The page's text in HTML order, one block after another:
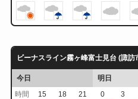
ビーナスライン霧ヶ峰富士見台 (諏訪
今日
明日
時間
15 18 21 0 3